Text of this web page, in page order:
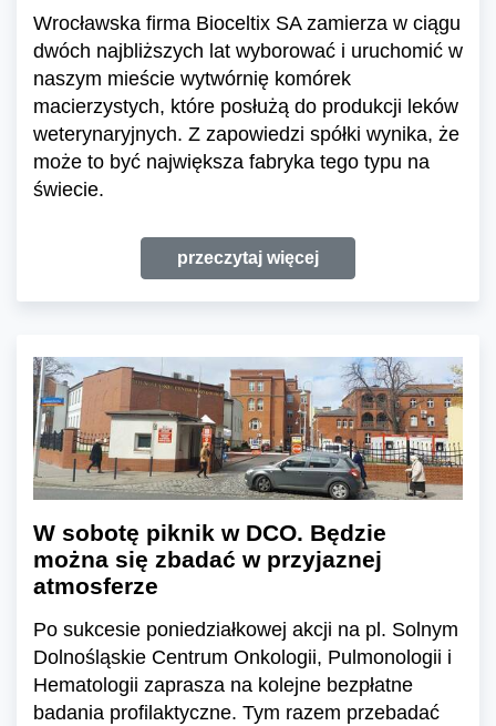
Wrocławska firma Bioceltix SA zamierza w ciągu
dwóch najbliższych lat wyborować i uruchomić w
naszym mieście wytwórnię komórek
macierzystych, które posłużą do produkcji leków
weterynaryjnych. Z zapowiedzi spółki wynika, że
może to być największa fabryka tego typu na
świecie.
przeczytaj więcej
W sobotę piknik w DCO. Będzie
można się zbadać w przyjaznej
atmosferze
Po sukcesie poniedziałkowej akcji na pl. Solnym
Dolnośląskie Centrum Onkologii, Pulmonologii i
Hematologii zaprasza na kolejne bezpłatne
badania profilaktyczne. Tym razem przebadać